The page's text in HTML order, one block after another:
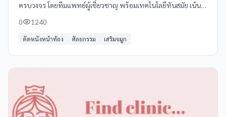
ครบวงจร โดยทีมแพทย์ผู้เชี่ยวชาญ พร้อมเทคโนโลยีทันสมัย เน้น
- ศัลยกรรมจมูก (Rhinoplasty)
0 1240
ตัดหนังหน้าท้อง ศัลยกรรม เสริมจมูก